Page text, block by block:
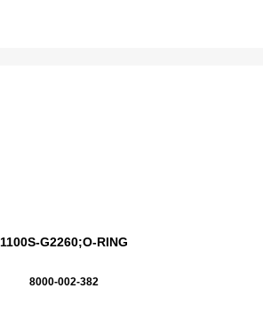
1100S-G2260;O-RING
8000-002-382